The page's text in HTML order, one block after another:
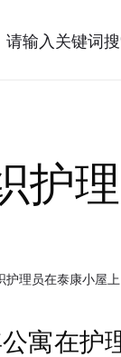
护
护理员在泰康小屋上
公寓在